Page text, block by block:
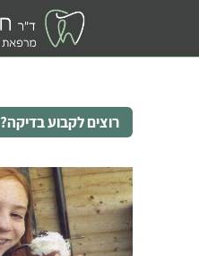
רוצים לקבוע בדיקה?